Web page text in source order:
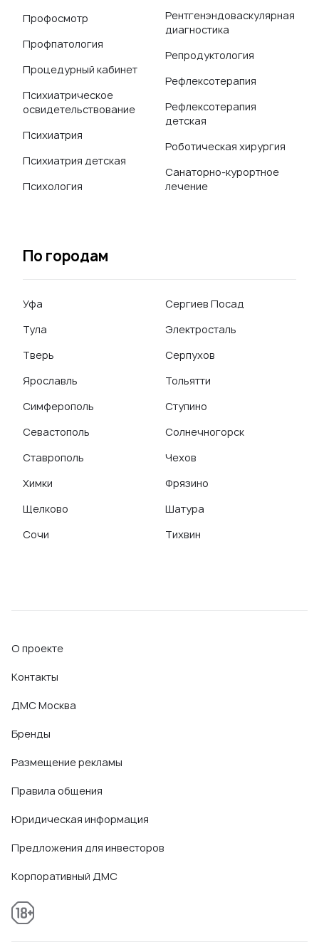
Профосмотр
Профпатология
Процедурный кабинет
Психиатрическое
освидетельствование
Психиатрия
Психиатрия детская
Психология
Рентгенэндоваскулярная
диагностика
Репродуктология
Рефлексотерапия
Рефлексотерапия
детская
Роботическая хирургия
Санаторно-курортное
лечение
По городам
Уфа
Тула
Тверь
Ярославль
Симферополь
Севастополь
Ставрополь
Химки
Щелково
Сочи
Сергиев Посад
Электросталь
Серпухов
Тольятти
Ступино
Солнечногорск
Чехов
Фрязино
Шатура
Тихвин
О проекте
Контакты
ДМС Москва
Бренды
Размещение рекламы
Правила общения
Юридическая информация
Предложения для инвесторов
Корпоративный ДМС